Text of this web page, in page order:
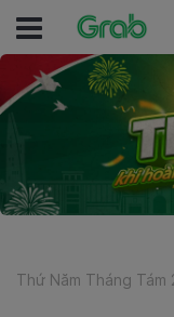
Thứ Năm Tháng Tám